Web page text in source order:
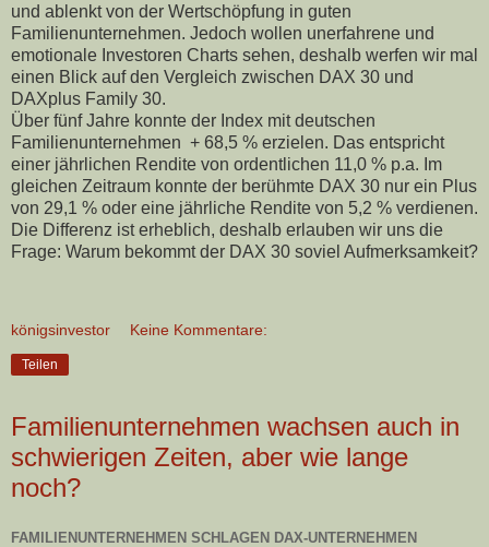
und ablenkt von der Wertschöpfung in guten
Familienunternehmen. Jedoch wollen unerfahrene und
emotionale Investoren Charts sehen, deshalb werfen wir mal
einen Blick auf den Vergleich zwischen DAX 30 und
DAXplus Family 30.
Über fünf Jahre konnte der Index mit deutschen
Familienunternehmen + 68,5 % erzielen. Das entspricht
einer jährlichen Rendite von ordentlichen 11,0 % p.a. Im
gleichen Zeitraum konnte der berühmte DAX 30 nur ein Plus
von 29,1 % oder eine jährliche Rendite von 5,2 % verdienen.
Die Differenz ist erheblich, deshalb erlauben wir uns die
Frage: Warum bekommt der DAX 30 soviel Aufmerksamkeit?
königsinvestor Keine Kommentare:
Teilen
Familienunternehmen wachsen auch in
schwierigen Zeiten, aber wie lange
noch?
FAMILIENUNTERNEHMEN SCHLAGEN DAX-UNTERNEHMEN